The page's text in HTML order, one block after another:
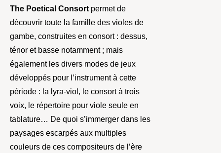
The Poetical Consort permet de
découvrir toute la famille des violes de
gambe, construites en consort : dessus,
ténor et basse notamment ; mais
également les divers modes de jeux
développés pour l’instrument à cette
période : la lyra-viol, le consort à trois
voix, le répertoire pour viole seule en
tablature… De quoi s’immerger dans les
paysages escarpés aux multiples
couleurs de ces compositeurs de l’ère